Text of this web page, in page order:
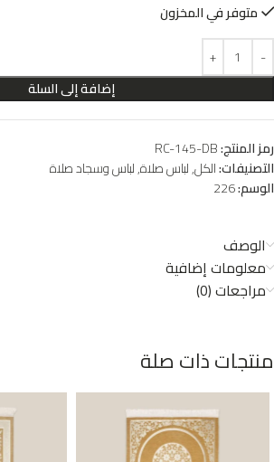
متوفر في المخزون
إضافة إلى السلة
رمز المنتج:RC-145-DB
التصنيفات:الكل,لباس صلاة,لباس وسجاد صلاة
الوسم:226
الوصف
معلومات إضافية
مراجعات (0)
منتجات ذات صلة